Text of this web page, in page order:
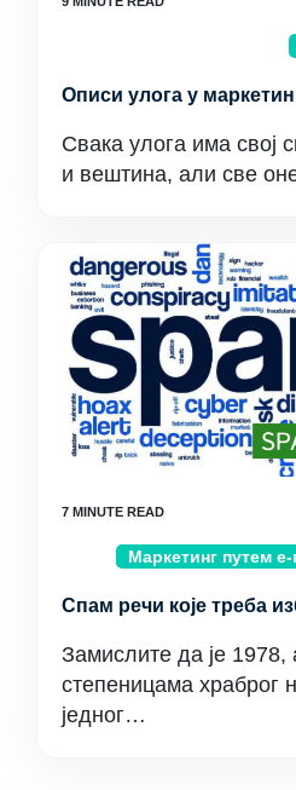
Описи улога у
Свака улога има свој
и вештина, али све
Маркетинг путем
Спам речи које треба
Замислите да је 1978,
степеницама храброг
једног…